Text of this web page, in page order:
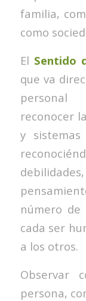
familia,
como
El Sentido
que va
personal
reconocer
y
número de
cada ser
a los otros.
Observar
persona,